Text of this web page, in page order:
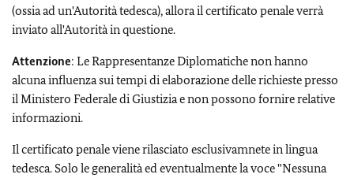
(ossia ad un'Autorità tedesca), allora il certificato penale verrà
inviato all'Autorità in questione.
Attenzione: Le Rappresentanze Diplomatiche non hanno
alcuna influenza sui tempi di elaborazione delle richieste presso
il Ministero Federale di Giustizia e non possono fornire relative
informazioni.
Il certificato penale viene rilasciato esclusivamnete in lingua
tedesca. Solo le generalità ed eventualmente la voce "Nessuna